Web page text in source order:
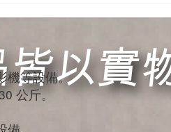
機等設備。
公斤。